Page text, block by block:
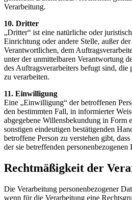
Verarbeitung.
10. Dritter
„Dritter“ ist eine natürliche oder
Einrichtung oder andere Stelle, außer
Verantwortlichen, dem
unter der unmittelbaren Verantwortung
des Auftragsverarbeiters befugt sind, die
zu verarbeiten.
11. Einwilligung
Eine „Einwilligung“ der betroffenen
den bestimmten Fall, in informierter
abgegebene Willensbekundung in Form
sonstigen eindeutigen bestätigenden
betroffene Person zu verstehen gibt,
der sie betreffenden personenbezogenen
Rechtmäßigkeit der
Die Verarbeitung personenbezogener
wenn für die Verarbeitung eine